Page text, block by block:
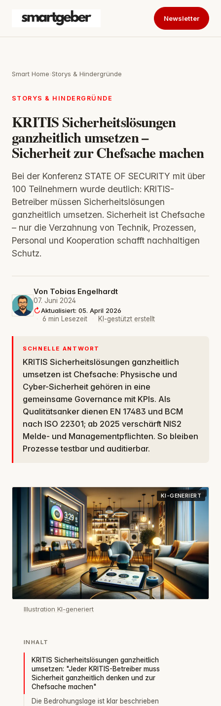
Newsletter
Smart Home›Storys & Hindergründe
STORYS & HINDERGRÜNDE
KRITIS Sicherheitslösungen
ganzheitlich umsetzen –
Sicherheit zur Chefsache machen
Bei der Konferenz STATE OF SECURITY mit über
100 Teilnehmern wurde deutlich: KRITIS-
Betreiber müssen Sicherheitslösungen
ganzheitlich umsetzen. Sicherheit ist Chefsache
– nur die Verzahnung von Technik, Prozessen,
Personal und Kooperation schafft nachhaltigen
Schutz.
Von Tobias Engelhardt
07. Juni 2024
Aktualisiert: 05. April 2026
·
6 min Lesezeit · KI-gestützt erstellt
SCHNELLE ANTWORT
KRITIS Sicherheitslösungen ganzheitlich
umsetzen ist Chefsache: Physische und
Cyber-Sicherheit gehören in eine
gemeinsame Governance mit KPIs. Als
Qualitätsanker dienen EN 17483 und BCM
nach ISO 22301; ab 2025 verschärft NIS2
Melde- und Managementpflichten. So bleiben
Prozesse testbar und auditierbar.
KI-GENERIERT
Illustration KI-generiert
INHALT
KRITIS Sicherheitslösungen ganzheitlich
umsetzen: "Jeder KRITIS-Betreiber muss
Sicherheit ganzheitlich denken und zur
Chefsache machen"
Die Bedrohungslage ist klar beschrieben